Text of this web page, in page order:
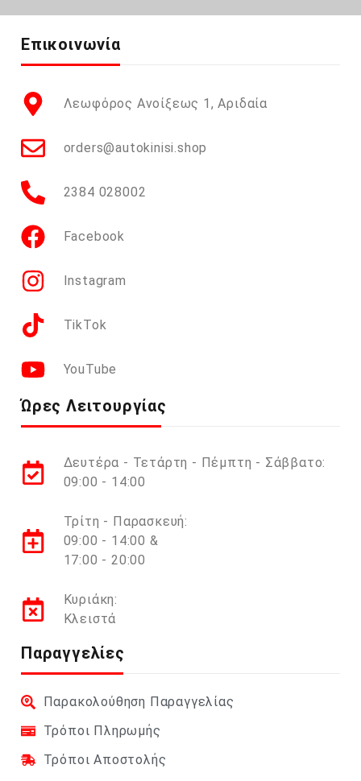
Επικοινωνία
Λεωφόρος Ανοίξεως 1, Αριδαία
orders@autokinisi.shop
2384 028002
Facebook
Instagram
TikTok
YouTube
Ώρες Λειτουργίας
Δευτέρα - Τετάρτη - Πέμπτη - Σάββατο:
09:00 - 14:00
Τρίτη - Παρασκευή:
09:00 - 14:00 &
17:00 - 20:00
Κυριάκη:
Κλειστά
Παραγγελίες
Παρακολούθηση Παραγγελίας
Τρόποι Πληρωμής
Τρόποι Αποστολής